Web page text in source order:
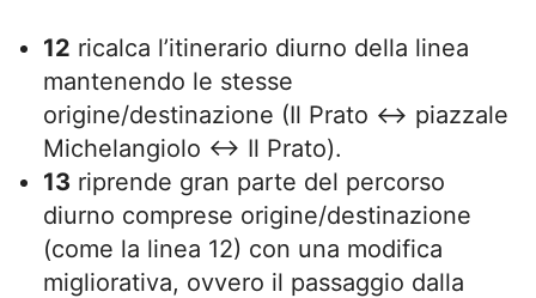
12 ricalca l’itinerario diurno della linea
mantenendo le stesse
origine/destinazione (Il Prato ↔ piazzale
Michelangiolo ↔ Il Prato).
13 riprende gran parte del percorso
diurno comprese origine/destinazione
(come la linea 12) con una modifica
migliorativa, ovvero il passaggio dalla